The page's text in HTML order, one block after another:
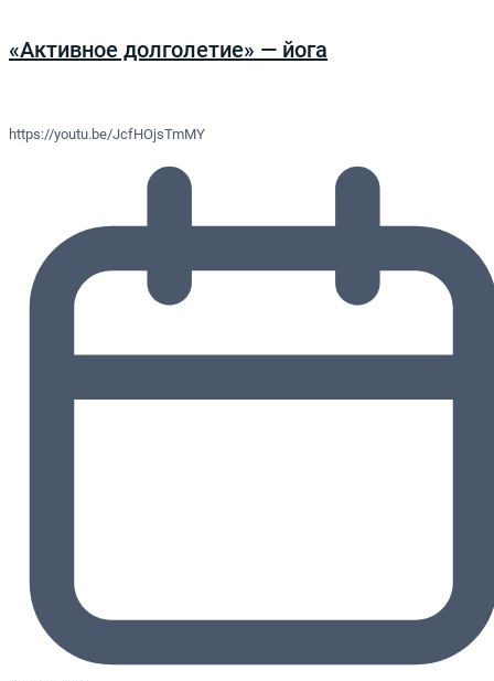
«Активное долголетие» — йога
https://youtu.be/JcfHOjsTmMY